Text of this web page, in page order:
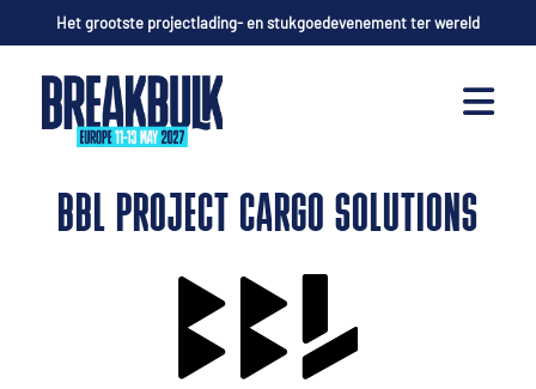
Het grootste projectlading- en stukgoedevenement ter wereld
BBL PROJECT CARGO SOLUTIONS